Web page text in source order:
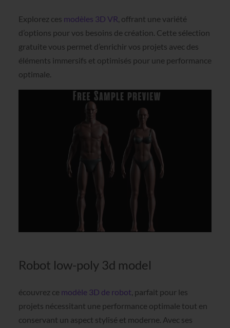
Explorez ces modèles 3D VR, offrant une variété
d’options pour vos besoins de création. Cette sélection
gratuite vous permet d’enrichir vos projets avec des
éléments immersifs et optimisés pour une performance
optimale.
Robot low-poly 3d model
écouvrez ce modèle 3D de robot, parfait pour les
projets nécessitant une performance optimale tout en
conservant un aspect stylisé et moderne. Avec ses